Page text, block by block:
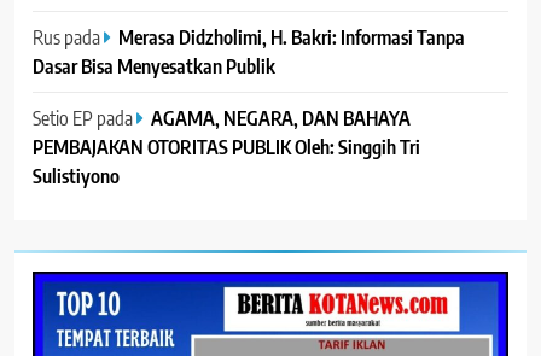
Ruspada
Merasa Didzholimi, H. Bakri: Informasi Tanpa
Dasar Bisa Menyesatkan Publik
Setio EP pada
AGAMA, NEGARA, DAN BAHAYA
PEMBAJAKAN OTORITAS PUBLIK Oleh: Singgih Tri
Sulistiyono